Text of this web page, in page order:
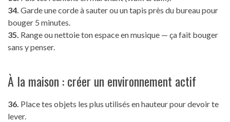
34. Garde une corde à sauter ou un tapis près du bureau pour
bouger 5 minutes.
35. Range ou nettoie ton espace en musique — ça fait bouger
sans y penser.
À la maison : créer un environnement actif
36. Place tes objets les plus utilisés en hauteur pour devoir te
lever.